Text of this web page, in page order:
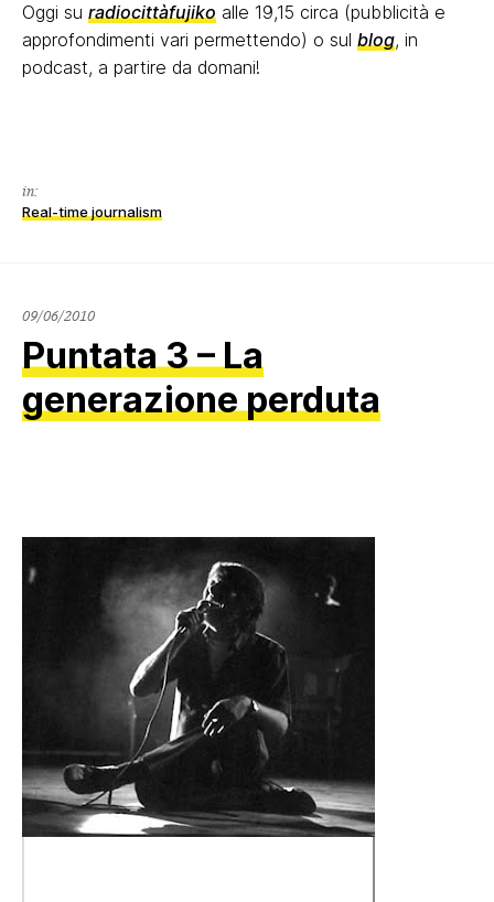
Oggi su radiocittàfujiko alle 19,15 circa (pubblicità e
approfondimenti vari permettendo) o sul blog, in
podcast, a partire da domani!
in:
Real-time journalism
09/06/2010
Puntata 3 – La
generazione perduta